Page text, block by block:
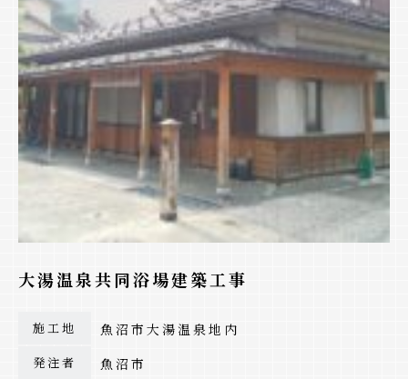
大湯温泉共同浴場建築工事
施工地 魚沼市大湯温泉地内
発注者 魚沼市